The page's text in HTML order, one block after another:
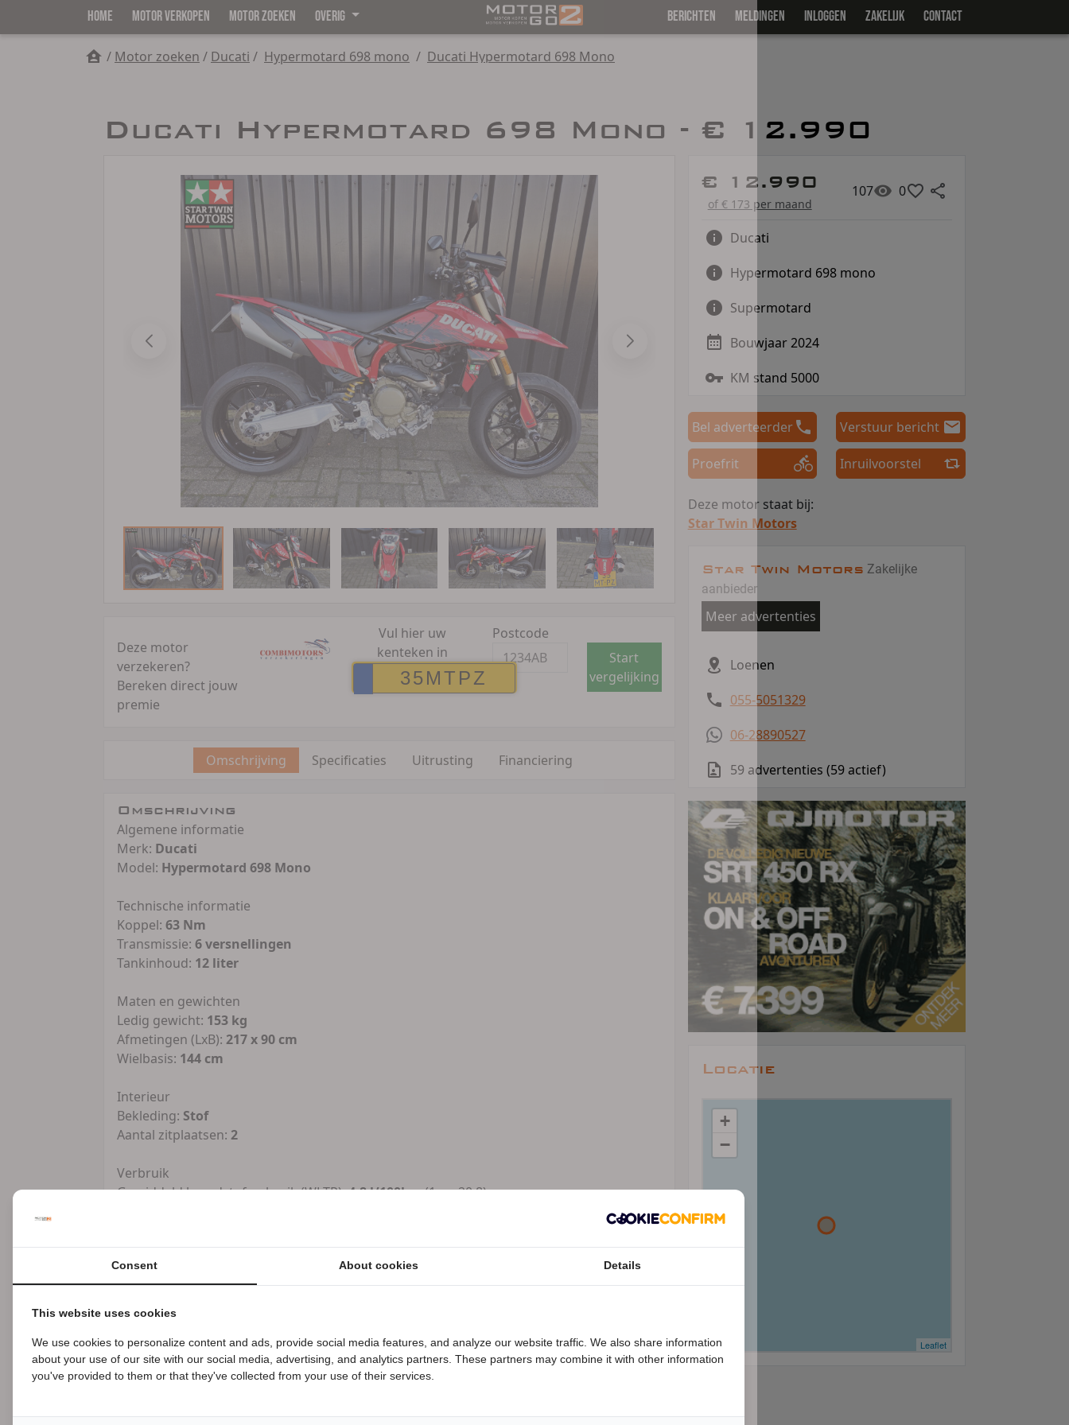
HOME MOTOR VERKOPEN MOTOR ZOEKEN OVERIG BERICHTEN MELDINGEN INLOGGEN ZAKELIJK CONTACT
/ Motor zoeken / Ducati / Hypermotard 698 mono / Ducati Hypermotard 698 Mono
Ducati Hypermotard 698 Mono - € 12.990
Deze motor
verzekeren?
Bereken direct jouw
premie
Vul hier uw
kenteken in
Postcode
Start
vergelijking
Omschrijving Specificaties Uitrusting Financiering
Omschrijving
Algemene informatie
Merk: Ducati
Model: Hypermotard 698 Mono
Technische informatie
Koppel: 63 Nm
Transmissie: 6 versnellingen
Tankinhoud: 12 liter
Maten en gewichten
Ledig gewicht: 153 kg
Afmetingen (LxB): 217 x 90 cm
Wielbasis: 144 cm
Interieur
Bekleding: Stof
Aantal zitplaatsen: 2
Verbruik
Gemiddeld brandstofverbruik (WLTP):4,8 l/100km(1 op 20,8)
BTW/marge:BTW verrekenbaar voor ondernemers
Afleverpakketten
Inbegrepen afleverpakket:
Overige informatie
Motor:4-takt
doel: spanning overbrengen en de motorwereld domineren. De nieuwe Hypermotard 698
€ 12.990
of € 173 per maand
107 0
Ducati
Hypermotard 698 mono
Supermotard
Bouwjaar 2024
KM stand 5000
Bel adverteerder Verstuur bericht
Proefrit Inruilvoorstel
Deze motor staat bij:
Star Twin Motors
Star Twin Motors Zakelijke
aanbieder
Meer advertenties
Loenen
055-5051329
06-28890527
59 advertenties (59 actief)
Locatie
+
−
Leaflet
Benieuwd naar de speciale Motor2go prijs? Bel 055-5051329
Consent About cookies Details
This website uses cookies
We use cookies to personalize content and ads, provide social media features, and analyze our website traffic. We also share information
about your use of our site with our social media, advertising, and analytics partners. These partners may combine it with other information
you've provided to them or that they've collected from your use of their services.